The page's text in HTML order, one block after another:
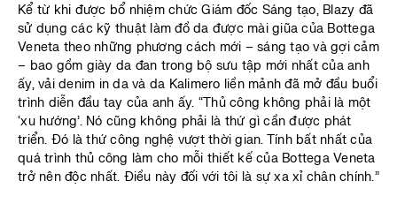
Kể từ khi được bổ nhiệm chức Giám đốc Sáng tạo, Blazy đã
sử dụng các kỹ thuật làm đồ da được mài giũa của Bottega
Veneta theo những phương cách mới – sáng tạo và gợi cảm
– bao gồm giày da đan trong bộ sưu tập mới nhất của anh
ấy, vải denim in da và da Kalimero liền mảnh đã mở đầu buổi
trình diễn đầu tay của anh ấy. “Thủ công không phải là một
‘xu hướng’. Nó cũng không phải là thứ gì cần được phát
triển. Đó là thứ công nghệ vượt thời gian. Tính bất nhất của
quá trình thủ công làm cho mỗi thiết kế của Bottega Veneta
trở nên độc nhất. Điều này đối với tôi là sự xa xỉ chân chính.”